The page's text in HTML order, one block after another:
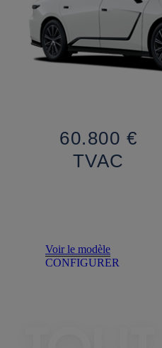
60.800 €
TVAC
Voir le modèle
CONFIGURER